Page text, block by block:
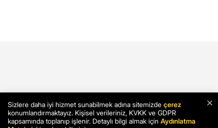
×
Sizlere daha iyi hizmet sunabilmek adına sitemizde çerez
konumlandırmaktayız. Kişisel verileriniz, KVKK ve GDPR
kapsamında toplanıp işlenir. Detaylı bilgi almak için Aydınlatma